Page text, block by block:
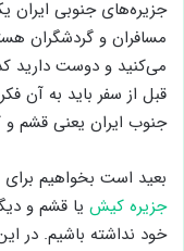
جزیره‌های جنوبی ایران
مسافران و گردشگران
می‌کنید و دوست دارید
قبل از سفر باید به آن
جنوب ایران یعنی قشم
بعید است بخواهیم برای
جزیره کیش یا قشم و
خود نداشته باشیم. در